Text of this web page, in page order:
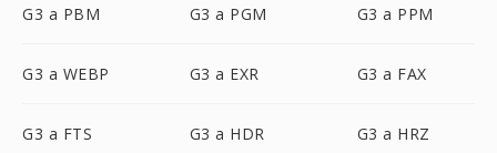
G3 a PBM G3 a PGM G3 a PPM
G3 a WEBP G3 a EXR G3 a FAX
G3 a FTS G3 a HDR G3 a HRZ